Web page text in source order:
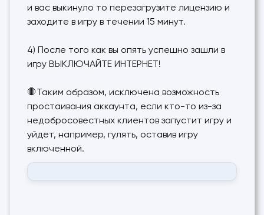
и вас выкинуло то перезагрузите лицензию и
заходите в игру в течении 15 минут.
4) После того как вы опять успешно зашли в
игру ВЫКЛЮЧАЙТЕ ИНТЕРНЕТ!
🛑Таким образом, исключена возможность
простаивания аккаунта, если кто-то из-за
недобросовестных клиентов запустит игру и
уйдет, например, гулять, оставив игру
включенной.